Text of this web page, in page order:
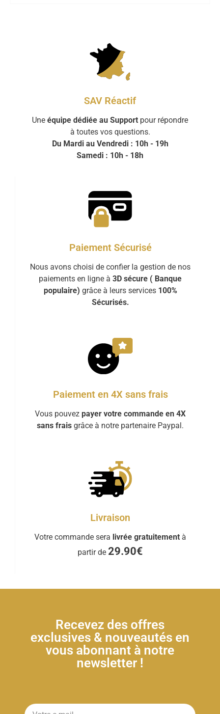
SAV Réactif
Une équipe dédiée au Support pour répondre
à toutes vos questions.
Du Mardi au Vendredi : 10h - 19h
Samedi : 10h - 18h
Paiement Sécurisé
Nous avons choisi de confier la gestion de nos
paiements en ligne à 3D sécure ( Banque
populaire) grâce à leurs services 100%
Sécurisés.
Paiement en 4X sans frais
Vous pouvez payer votre commande en 4X
sans frais grâce à notre partenaire Paypal.
Livraison
Votre commande sera livrée gratuitement à
partir de 29.90€
Recevez des offres
exclusives & nouveautés en
vous abonnant à notre
newsletter !